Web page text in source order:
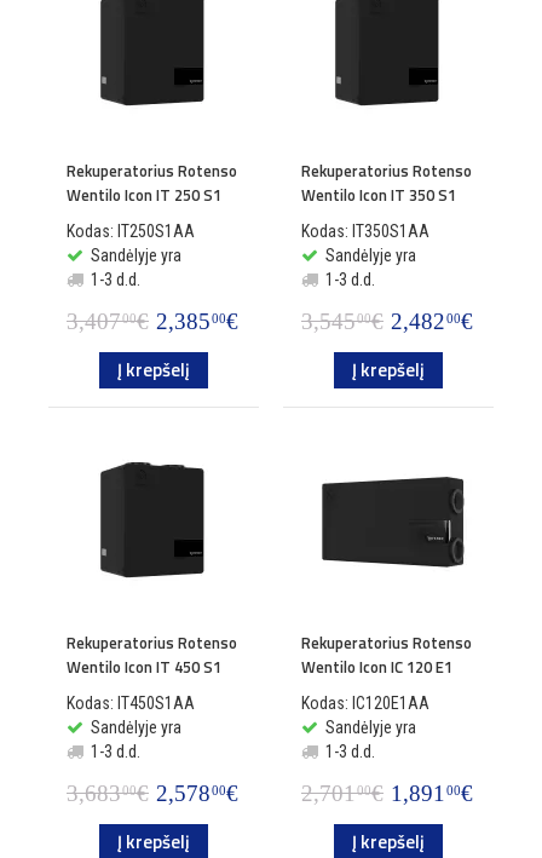
Rekuperatorius Rotenso
Wentilo Icon IT 250 S1
Kodas: IT250S1AA
Sandėlyje yra
1-3 d.d.
3,40700€ 2,38500€
Į krepšelį
Rekuperatorius Rotenso
Wentilo Icon IT 350 S1
Kodas: IT350S1AA
Sandėlyje yra
1-3 d.d.
3,54500€ 2,48200€
Į krepšelį
Rekuperatorius Rotenso
Wentilo Icon IT 450 S1
Kodas: IT450S1AA
Sandėlyje yra
1-3 d.d.
3,68300€ 2,57800€
Į krepšelį
Rekuperatorius Rotenso
Wentilo Icon IC 120 E1
Kodas: IC120E1AA
Sandėlyje yra
1-3 d.d.
2,70100€ 1,89100€
Į krepšelį